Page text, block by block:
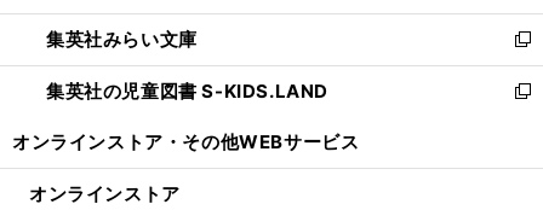
開
く
ウ
で
開
く
ン
ド
ウ
で
ウ
ィ
ン
ド
開
集英社みらい文庫
新
し
い
ン
集英社の児童図書 S-KIDS.LAND
新
ウ
オンラインストア・ その他WEBサービス
オンラインストア